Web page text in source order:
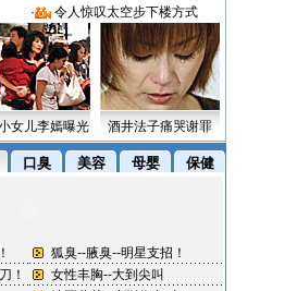
· 令人惊叹太空步下楼方式
女儿李嫣曝光 酒井法子痛哭谢罪